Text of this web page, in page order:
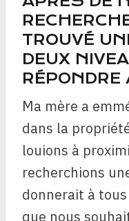
TROUVÉ
DEUX
Ma mère a
dans la
louions à
recherchions
donnerait à
que nous